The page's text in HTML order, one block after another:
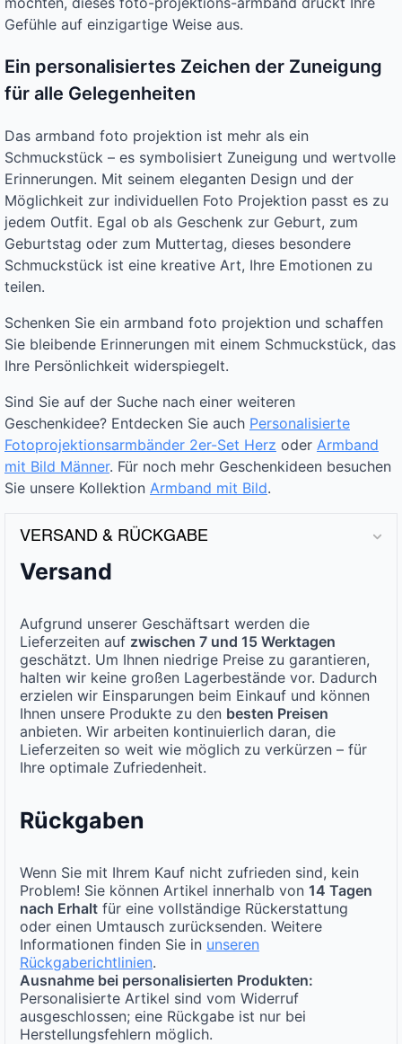
Gefühle auf einzigartige Weise aus.
Ein personalisiertes Zeichen der Zuneigung
für alle Gelegenheiten
Das armband foto projektion ist mehr als ein
Schmuckstück – es symbolisiert Zuneigung und wertvolle
Erinnerungen. Mit seinem eleganten Design und der
Möglichkeit zur individuellen Foto Projektion passt es zu
jedem Outfit. Egal ob als Geschenk zur Geburt, zum
Geburtstag oder zum Muttertag, dieses besondere
Schmuckstück ist eine kreative Art, Ihre Emotionen zu
teilen.
Schenken Sie ein armband foto projektion und schaffen
Sie bleibende Erinnerungen mit einem Schmuckstück, das
Ihre Persönlichkeit widerspiegelt.
Sind Sie auf der Suche nach einer weiteren
Geschenkidee? Entdecken Sie auch Personalisierte
Fotoprojektionsarmbänder 2er-Set Herz oder Armband
mit Bild Männer. Für noch mehr Geschenkideen besuchen
Sie unsere Kollektion Armband mit Bild.
VERSAND & RÜCKGABE
Versand
Aufgrund unserer Geschäftsart werden die
Lieferzeiten auf zwischen 7 und 15 Werktagen
geschätzt. Um Ihnen niedrige Preise zu garantieren,
halten wir keine großen Lagerbestände vor. Dadurch
erzielen wir Einsparungen beim Einkauf und können
Ihnen unsere Produkte zu den besten Preisen
anbieten. Wir arbeiten kontinuierlich daran, die
Lieferzeiten so weit wie möglich zu verkürzen – für
Ihre optimale Zufriedenheit.
Rückgaben
Wenn Sie mit Ihrem Kauf nicht zufrieden sind, kein
Problem! Sie können Artikel innerhalb von 14 Tagen
nach Erhalt für eine vollständige Rückerstattung
oder einen Umtausch zurücksenden. Weitere
Informationen finden Sie in unseren
Rückgaberichtlinien.
Ausnahme bei personalisierten Produkten:
Personalisierte Artikel sind vom Widerruf
ausgeschlossen; eine Rückgabe ist nur bei
Herstellungsfehlern möglich.